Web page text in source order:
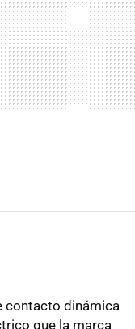
contacto dinámica
que la marca